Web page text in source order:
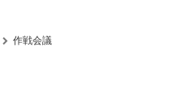
作戦会議